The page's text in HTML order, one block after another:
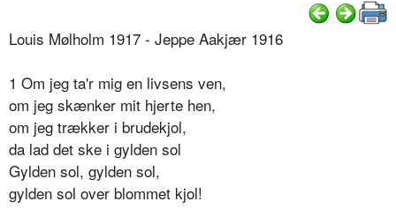
Louis Mølholm 1917 - Jeppe Aakjær 1916
1 Om jeg ta'r mig en livsens ven,
om jeg skænker mit hjerte hen,
om jeg trækker i brudekjol,
da lad det ske i gylden sol
Gylden sol, gylden sol,
gylden sol over blommet kjol!